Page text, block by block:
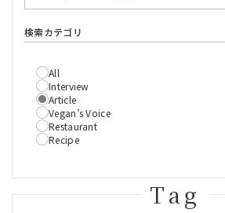
検索カテゴリ
All
Interview
Article
Vegan’s Voice
Restaurant
Recipe
Tag